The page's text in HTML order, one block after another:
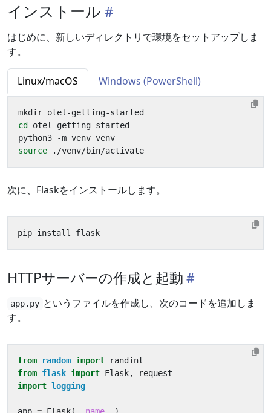
インストール
はじめに、新しいディレクトリで環境をセットアップしま
す。
Linux/macOS Windows (PowerShell)
cd
source
次に、Flaskをインストールします。
HTTPサーバーの作成と起動
app.py というファイルを作成し、次のコードを追加しま
す。
from random import
randint
from flask import Flask,
request
import logging